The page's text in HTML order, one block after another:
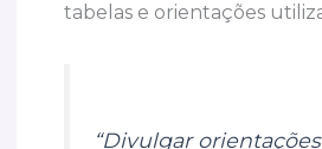
tabelas e orientações
“Divulgar